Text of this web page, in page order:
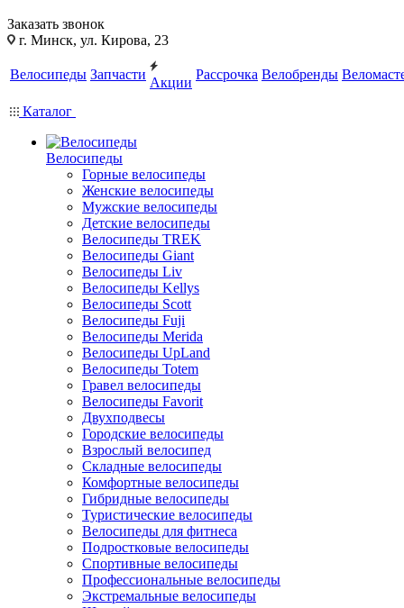
Заказать звонок
г. Минск, ул. Кирова, 23
Велосипеды Запчасти
Акции
Рассрочка Велобренды
Каталог
Велосипеды
Горные велосипеды
Женские велосипеды
Мужские велосипеды
Детские велосипеды
Велосипеды TREK
Велосипеды Giant
Велосипеды Liv
Велосипеды Kellys
Велосипеды Scott
Велосипеды Fuji
Велосипеды Merida
Велосипеды UpLand
Велосипеды Totem
Гравел велосипеды
Велосипеды Favorit
Двухподвесы
Городские велосипеды
Взрослый велосипед
Складные велосипеды
Комфортные велосипеды
Гибридные велосипеды
Туристические велосипеды
Велосипеды для фитнеса
Подростковые велосипеды
Спортивные велосипеды
Профессиональные велосипеды
Экстремальные велосипеды